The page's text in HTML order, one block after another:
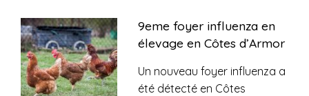
9eme foyer influenza en
élevage en Côtes d’Armor
Un nouveau foyer influenza a
été détecté en Côtes